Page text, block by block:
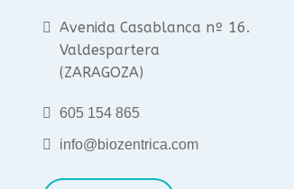
Avenida Casablanca nº 16.
Valdespartera
(ZARAGOZA)
605 154 865
info@biozentrica.com